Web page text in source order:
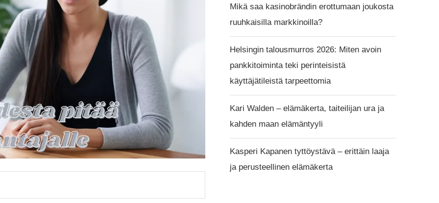
Mikä saa kasinobrändin erottumaan joukosta
ruuhkaisilla markkinoilla?
Helsingin talousmurros 2026: Miten avoin
pankkitoiminta teki perinteisistä
käyttäjätileistä tarpeettomia
Kari Walden – elämäkerta, taiteilijan ura ja
kahden maan elämäntyyli
Kasperi Kapanen tyttöystävä – erittäin laaja
ja perusteellinen elämäkerta